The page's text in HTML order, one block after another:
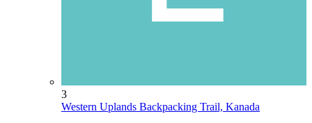
3
Western Uplands Backpacking Trail, Kanada